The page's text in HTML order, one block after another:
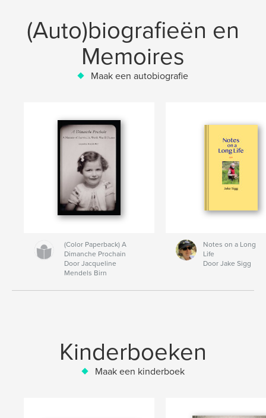
(Auto)biografieën en
Memoires
Maak een autobiografie
(Color Paperback) A
Dimanche Prochain
Door Jacqueline
Mendels Birn
Notes on a Long
Life
Door Jake Sigg
Kinderboeken
Maak een kinderboek